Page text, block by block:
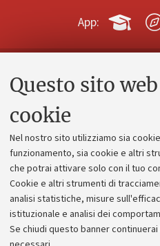
Questo sito
cookie
Nel nostro sito utilizziamo sia
funzionamento, sia cookie e altri
che potrai attivare solo con il tuo
Cookie e altri strumenti di
analisi statistiche, misure
istituzionale e analisi dei
Se chiudi questo banner
App:
Contatti
Alumni
Piano
Donazioni